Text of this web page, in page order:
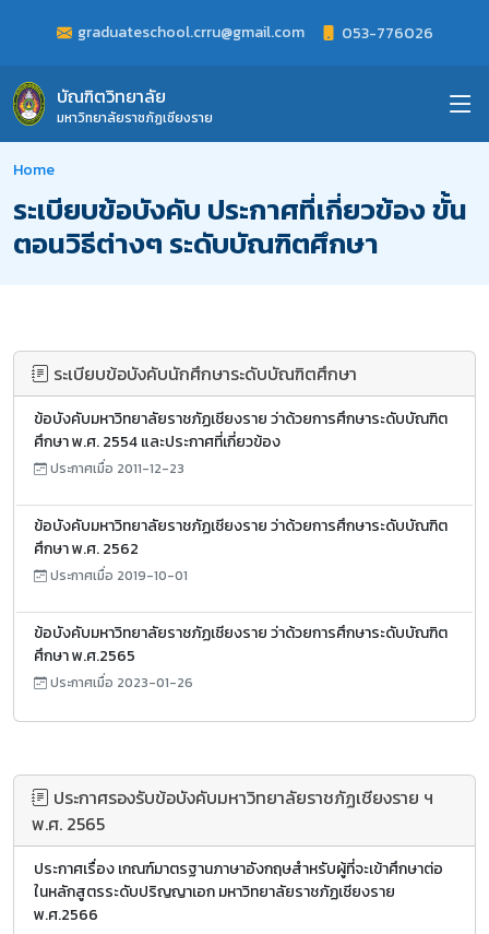
graduateschool.crru@gmail.com 053-776026
บัณฑิตวิทยาลัย
มหาวิทยาลัยราชภัฏเชียงราย
Home
ระเบียบข้อบังคับ ประกาศที่เกี่ยวข้อง ขั้น
ตอนวิธีต่างๆ ระดับบัณฑิตศึกษา
ระเบียบข้อบังคับนักศึกษาระดับบัณฑิตศึกษา
ข้อบังคับมหาวิทยาลัยราชภัฏเชียงราย ว่าด้วยการศึกษาระดับบัณฑิต
ศึกษา พ.ศ. 2554 และประกาศที่เกี่ยวข้อง
ประกาศเมื่อ 2011-12-23
ข้อบังคับมหาวิทยาลัยราชภัฏเชียงราย ว่าด้วยการศึกษาระดับบัณฑิต
ศึกษา พ.ศ. 2562
ประกาศเมื่อ 2019-10-01
ข้อบังคับมหาวิทยาลัยราชภัฏเชียงราย ว่าด้วยการศึกษาระดับบัณฑิต
ศึกษา พ.ศ.2565
ประกาศเมื่อ 2023-01-26
ประกาศรองรับข้อบังคับมหาวิทยาลัยราชภัฏเชียงราย ฯ
พ.ศ. 2565
ประกาศเรื่อง เกณฑ์มาตรฐานภาษาอังกฤษสำหรับผู้ที่จะเข้าศึกษาต่อ
ในหลักสูตรระดับปริญญาเอก มหาวิทยาลัยราชภัฏเชียงราย
พ.ศ.2566